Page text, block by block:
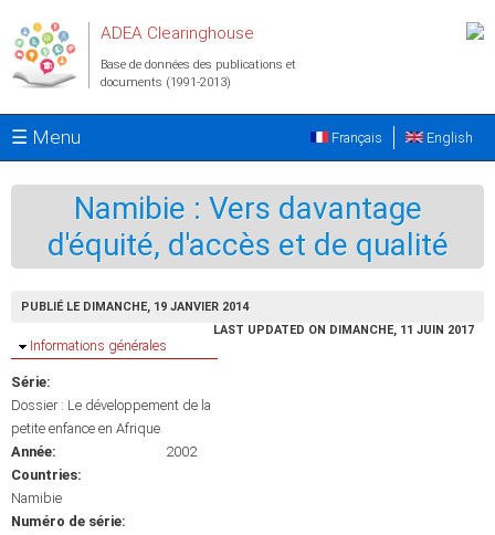
ADEA Clearinghouse
Base de données des publications et
documents (1991-2013)
☰ Menu English
Français
Namibie : Vers davantage
d'équité, d'accès et de qualité
PUBLIÉ LE DIMANCHE, 19 JANVIER 2014
LAST UPDATED ON DIMANCHE, 11 JUIN 2017
Masquer
Informations générales
Série:
Dossier : Le développement de la
petite enfance en Afrique
Année:
2002
Countries:
Namibie
Numéro de série: